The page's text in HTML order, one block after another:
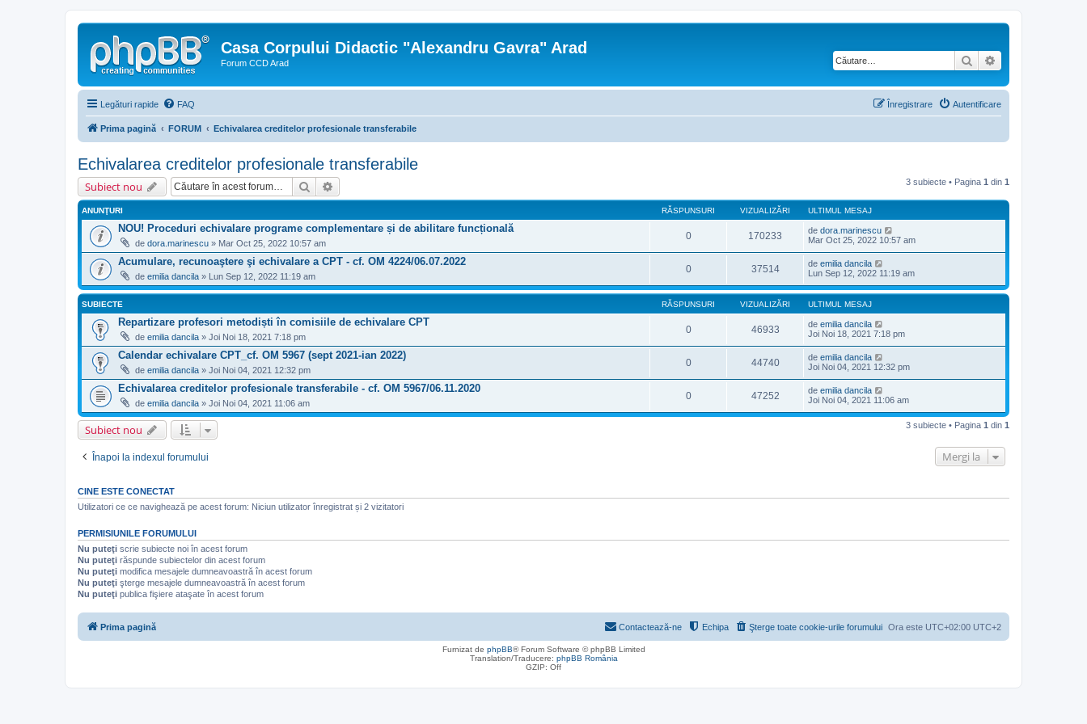
Casa Corpului Didactic "Alexandru Gavra" Arad
Forum CCD Arad Căutare
Legături rapide FAQ Autentificare
Înregistrare
Prima pagină FORUM Echivalarea creditelor profesionale transferabile
Echivalarea creditelor profesionale transferabile
Subiect nou Căutare 3 subiecte • Pagina 1 din 1
ANUNŢURI RĂSPUNSURI VIZUALIZĂRI ULTIMUL MESAJ
NOU! Proceduri echivalare programe complementare și de abilitare funcțională
de dora.marinescu » Mar Oct 25, 2022 10:57 am
0 170233 de dora.marinescu
Mar Oct 25, 2022 10:57 am
Acumulare, recunoaştere şi echivalare a CPT - cf. OM 4224/06.07.2022
de emilia dancila » Lun Sep 12, 2022 11:19 am
0 37514 de emilia dancila
Lun Sep 12, 2022 11:19 am
SUBIECTE RĂSPUNSURI VIZUALIZĂRI ULTIMUL MESAJ
Repartizare profesori metodiști în comisiile de echivalare CPT
de emilia dancila » Joi Noi 18, 2021 7:18 pm
0 46933 de emilia dancila
Joi Noi 18, 2021 7:18 pm
Calendar echivalare CPT_cf. OM 5967 (sept 2021-ian 2022)
de emilia dancila » Joi Noi 04, 2021 12:32 pm
0 44740 de emilia dancila
Joi Noi 04, 2021 12:32 pm
Echivalarea creditelor profesionale transferabile - cf. OM 5967/06.11.2020
de emilia dancila » Joi Noi 04, 2021 11:06 am
0 47252 de emilia dancila
Joi Noi 04, 2021 11:06 am
Subiect nou 3 subiecte • Pagina 1 din 1
Înapoi la indexul forumului Mergi la
CINE ESTE CONECTAT
Utilizatori ce ce navighează pe acest forum: Niciun utilizator înregistrat și 2 vizitatori
PERMISIUNILE FORUMULUI
Nu puteţi scrie subiecte noi în acest forum
Nu puteţi răspunde subiectelor din acest forum
Nu puteţi modifica mesajele dumneavoastră în acest forum
Nu puteţi şterge mesajele dumneavoastră în acest forum
Nu puteţi publica fişiere ataşate în acest forum
Prima pagină Ora este UTC+02:00 UTC+2
Şterge toate cookie-urile forumului
Echipa
Contactează-ne
Furnizat de phpBB® Forum Software © phpBB Limited
Translation/Traducere: phpBB România
GZIP: Off